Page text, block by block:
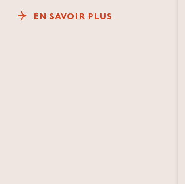
EN SAVOIR PLUS